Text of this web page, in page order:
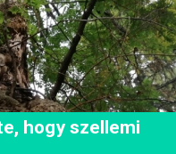
hogy szellemi